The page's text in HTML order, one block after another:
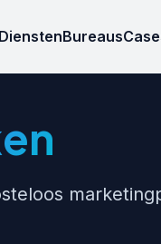
DienstenBureaus